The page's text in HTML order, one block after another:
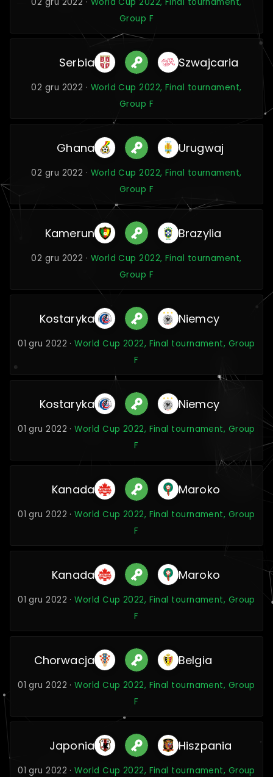
Group F
Serbia Szwajcaria
02 gru 2022 · World Cup 2022, Final tournament,
Group F
Ghana Urugwaj
02 gru 2022 · World Cup 2022, Final tournament,
Group F
Kamerun Brazylia
02 gru 2022 · World Cup 2022, Final tournament,
Group F
Kostaryka Niemcy
01 gru 2022 ·World Cup 2022, Final tournament, Group
F
Kostaryka Niemcy
01 gru 2022 ·World Cup 2022, Final tournament, Group
F
Kanada Maroko
01 gru 2022 ·World Cup 2022, Final tournament, Group
F
Kanada Maroko
01 gru 2022 ·World Cup 2022, Final tournament, Group
F
Chorwacja Belgia
01 gru 2022 ·World Cup 2022, Final tournament, Group
F
Japonia Hiszpania
01 gru 2022 ·World Cup 2022, Final tournament, Group